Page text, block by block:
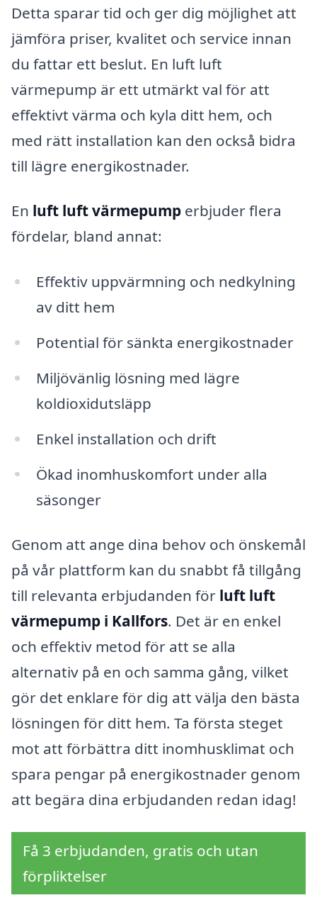
Detta sparar tid och ger dig möjlighet att
jämföra priser, kvalitet och service innan
du fattar ett beslut. En luft luft
värmepump är ett utmärkt val för att
effektivt värma och kyla ditt hem, och
med rätt installation kan den också bidra
till lägre energikostnader.
En luft luft värmepump erbjuder flera
fördelar, bland annat:
Effektiv uppvärmning och nedkylning
av ditt hem
Potential för sänkta energikostnader
Miljövänlig lösning med lägre
koldioxidutsläpp
Enkel installation och drift
Ökad inomhuskomfort under alla
säsonger
Genom att ange dina behov och önskemål
på vår plattform kan du snabbt få tillgång
till relevanta erbjudanden för luft luft
värmepump i Kallfors. Det är en enkel
och effektiv metod för att se alla
alternativ på en och samma gång, vilket
gör det enklare för dig att välja den bästa
lösningen för ditt hem. Ta första steget
mot att förbättra ditt inomhusklimat och
spara pengar på energikostnader genom
att begära dina erbjudanden redan idag!
Få 3 erbjudanden, gratis och utan
förpliktelser